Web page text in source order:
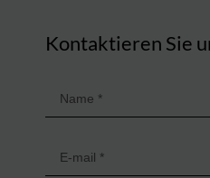
Kontaktieren Sie